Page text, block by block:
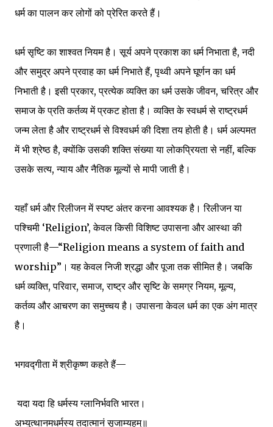
धर्म का पालन कर लोगों को प्रेरित करते हैं।
धर्म सृष्टि का शाश्वत नियम है। सूर्य अपने प्रकाश का धर्म निभाता है, नदी
और समुद्र अपने प्रवाह का धर्म निभाते हैं, पृथ्वी अपने घूर्णन का धर्म
निभाती है। इसी प्रकार, प्रत्येक व्यक्ति का धर्म उसके जीवन, चरित्र और
समाज के प्रति कर्तव्य में प्रकट होता है। व्यक्ति के स्वधर्म से राष्ट्रधर्म
जन्म लेता है और राष्ट्रधर्म से विश्वधर्म की दिशा तय होती है। धर्म अल्पमत
में भी श्रेष्ठ है, क्योंकि उसकी शक्ति संख्या या लोकप्रियता से नहीं, बल्कि
उसके सत्य, न्याय और नैतिक मूल्यों से मापी जाती है।
यहाँ धर्म और रिलीजन में स्पष्ट अंतर करना आवश्यक है। रिलीजन या
पश्चिमी ‘Religion’, केवल किसी विशिष्ट उपासना और आस्था की
प्रणाली है—“Religion means a system of faith and
worship”। यह केवल निजी श्रद्धा और पूजा तक सीमित है। जबकि
धर्म व्यक्ति, परिवार, समाज, राष्ट्र और सृष्टि के समग्र नियम, मूल्य,
कर्तव्य और आचरण का समुच्चय है। उपासना केवल धर्म का एक अंग मात्र
है।
भगवद्गीता में श्रीकृष्ण कहते हैं—
यदा यदा हि धर्मस्य ग्लानिर्भवति भारत।
अभ्युत्थानमधर्मस्य तदात्मानं सृजाम्यहम्‌॥